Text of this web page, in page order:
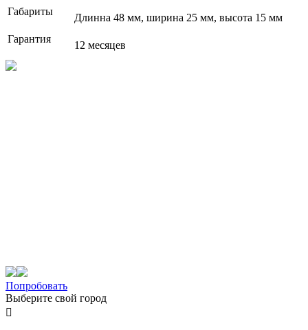
Габариты
Длинна 48 мм, ширина 25 мм, высота 15 мм
Гарантия
12 месяцев
Попробовать
Выберите свой город
